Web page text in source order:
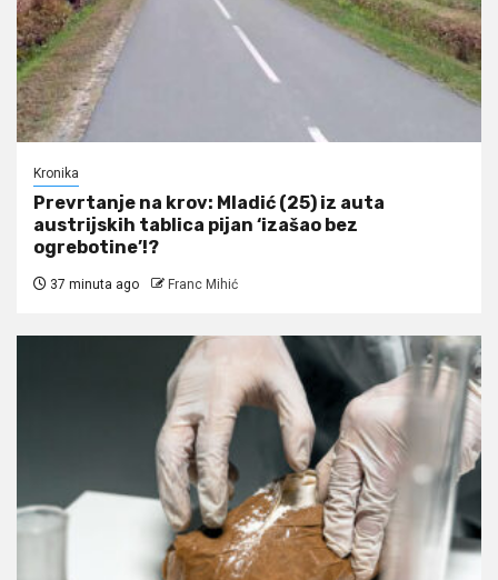
Kronika
Prevrtanje na krov: Mladić (25) iz auta
austrijskih tablica pijan ‘izašao bez
ogrebotine’!?
37 minuta ago Franc Mihić